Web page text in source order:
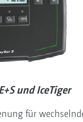
und IceTiger
für